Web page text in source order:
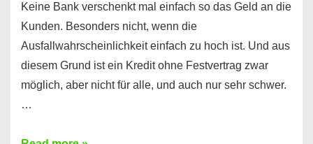
Keine Bank verschenkt mal einfach so das Geld an die
Kunden. Besonders nicht, wenn die
Ausfallwahrscheinlichkeit einfach zu hoch ist. Und aus
diesem Grund ist ein Kredit ohne Festvertrag zwar
möglich, aber nicht für alle, und auch nur sehr schwer.
…